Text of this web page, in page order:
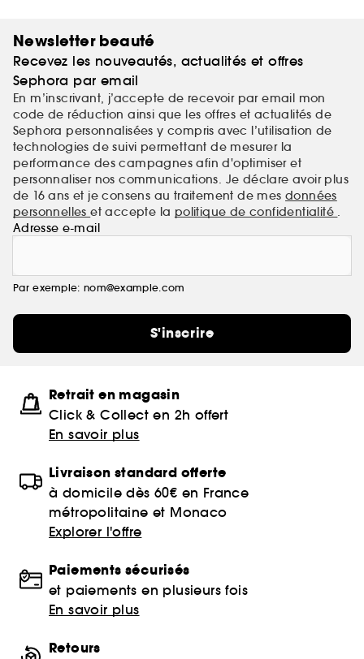
Newsletter beauté
Recevez les nouveautés, actualités et offres
Sephora par email
En m’inscrivant, j’accepte de recevoir par email mon
code de réduction ainsi que les offres et actualités de
Sephora personnalisées y compris avec l’utilisation de
technologies de suivi permettant de mesurer la
performance des campagnes afin d'optimiser et
personnaliser nos communications. Je déclare avoir plus
de 16 ans et je consens au traitement de mes données
personnelleset accepte la politique de confidentialité .
Adresse e-mail
Par exemple: nom@example.com
S'inscrire
Retrait en magasin
Click & Collect en 2h offert
En savoir plus
Livraison standard offerte
à domicile dès 60€ en France
métropolitaine et Monaco
Explorer l'offre
Paiements sécurisés
et paiements en plusieurs fois
En savoir plus
Retours